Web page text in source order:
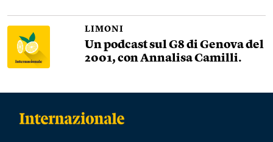
LIMONI
Un podcast sul G8 di Genova del
2001, con Annalisa Camilli.